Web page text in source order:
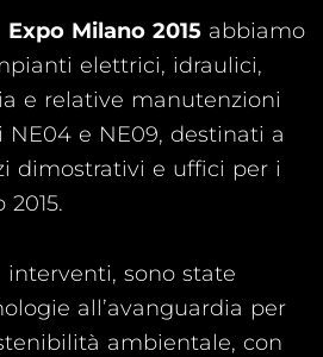
Expo Milano 2015 abbiamo
elettrici, idraulici,
e relative manutenzioni
e NE09, destinati a
dimostrativi e uffici per i
interventi, sono state
all’avanguardia per
ambientale, con